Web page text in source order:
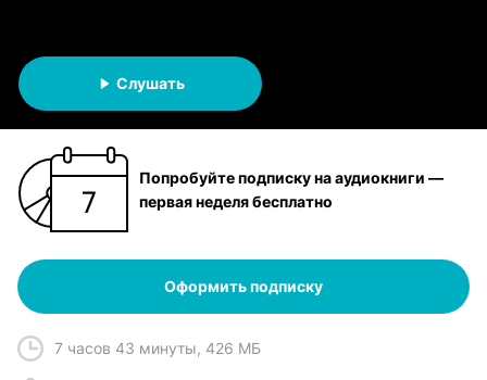
Слушать
Попробуйте подписку на аудиокниги —
первая неделя бесплатно
Оформить подписку
7 часов 43 минуты, 426 МБ